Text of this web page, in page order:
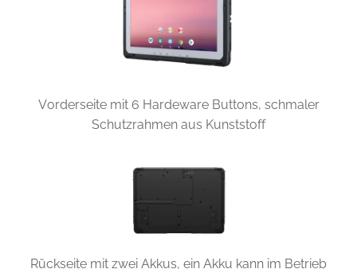
Vorderseite mit 6 Hardeware Buttons, schmaler
Schutzrahmen aus Kunststoff
Rückseite mit zwei Akkus, ein Akku kann im Betrieb